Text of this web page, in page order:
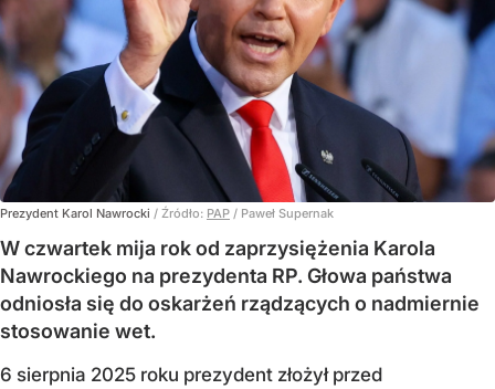
Prezydent Karol Nawrocki / Źródło: PAP / Paweł Supernak
W czwartek mija rok od zaprzysiężenia Karola
Nawrockiego na prezydenta RP. Głowa państwa
odniosła się do oskarżeń rządzących o nadmiernie
stosowanie wet.
6 sierpnia 2025 roku prezydent złożył przed